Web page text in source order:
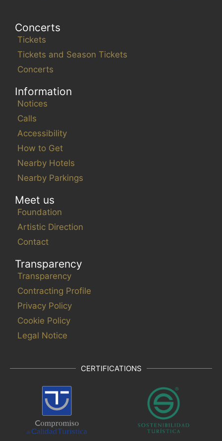
Concerts
Tickets
Tickets and Season Tickets
Concerts
Information
Notices
Calls
Accessibility
How to Get
Nearby Hotels
Nearby Parkings
Meet us
Foundation
Artistic Direction
Contact
Transparency
Transparency
Contracting Profile
Privacy Policy
Cookie Policy
Legal Notice
CERTIFICATIONS